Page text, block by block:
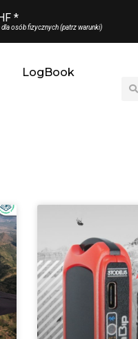
*
osób fizycznych (patrz warunki)
LogBook